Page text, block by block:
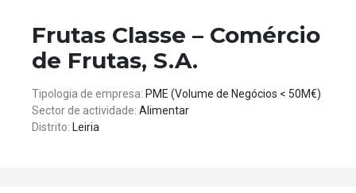
Associados
Recursos
Notícias
Frutas Classe – Comércio
de Frutas, S.A.
Tipologia de empresa: PME (Volume de Negócios < 50M€)
Sector de actividade: Alimentar
Distrito: Leiria